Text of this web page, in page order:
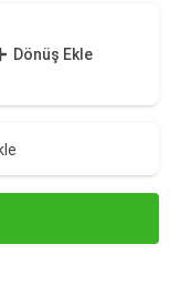
Dönüş Ekle